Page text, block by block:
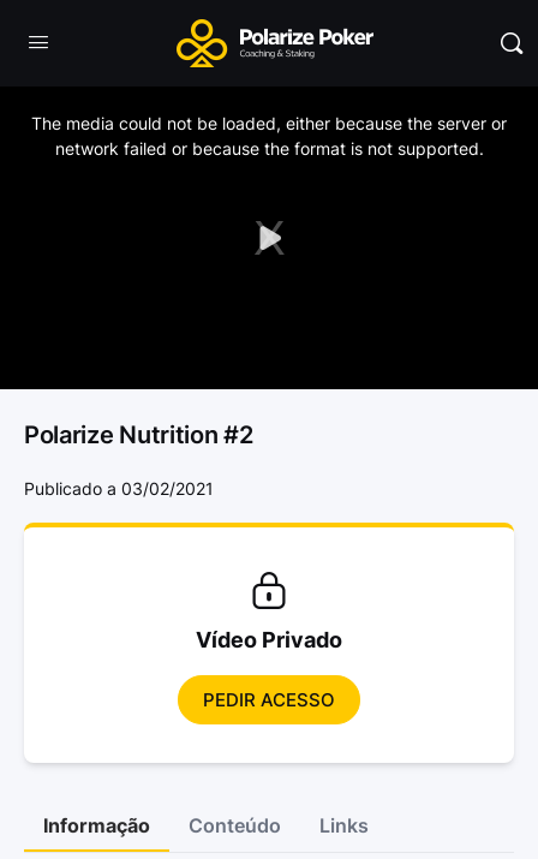
Play
The media could not be loaded, either because the server or
network failed or because the format is not supported.
Polarize Nutrition #2
Publicado a 03/02/2021
Vídeo Privado
PEDIR ACESSO
Informação Conteúdo Links